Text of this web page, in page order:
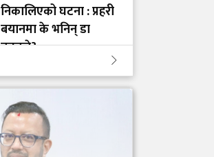
निकालिएको घटना : प्रहरी
बयानमा के भनिन् डा
नुतनले?
५० वर्षपछि पिसाबमा रगत
देखिए क्यान्सरको जोखिम